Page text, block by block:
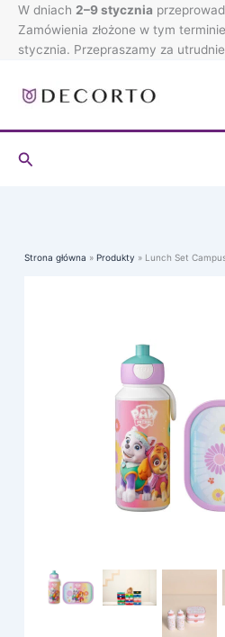
Przejdź
treści
W dniach 2–9 stycznia
Zamówienia złożone w tym
stycznia. Przepraszamy za
Szukaj
Strona główna Produkty Lunch Set
107410165397
Campus
Paw
patrol
girls